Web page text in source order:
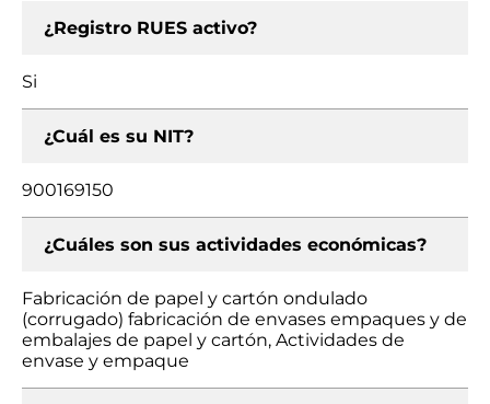
¿Registro RUES activo?
Si
¿Cuál es su NIT?
900169150
¿Cuáles son sus actividades económicas?
Fabricación de papel y cartón ondulado
(corrugado) fabricación de envases empaques y de
embalajes de papel y cartón, Actividades de
envase y empaque